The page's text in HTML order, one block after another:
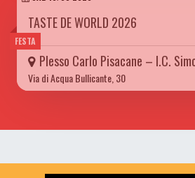
FESTA
TASTE DE WORLD 2026
Plesso Carlo Pisacane – I.C.
Via di Acqua Bullicante, 30